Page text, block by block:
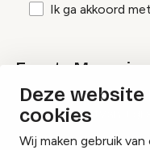
Deze
cookies
Wij maken gebruik
Ik ga akkoord
Events Magazine
Ik ontvang